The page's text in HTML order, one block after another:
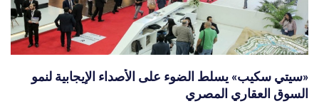
«سيتي سكيب» يسلط الضوء على الأصداء الإيجابية لنمو
السوق العقاري المصري